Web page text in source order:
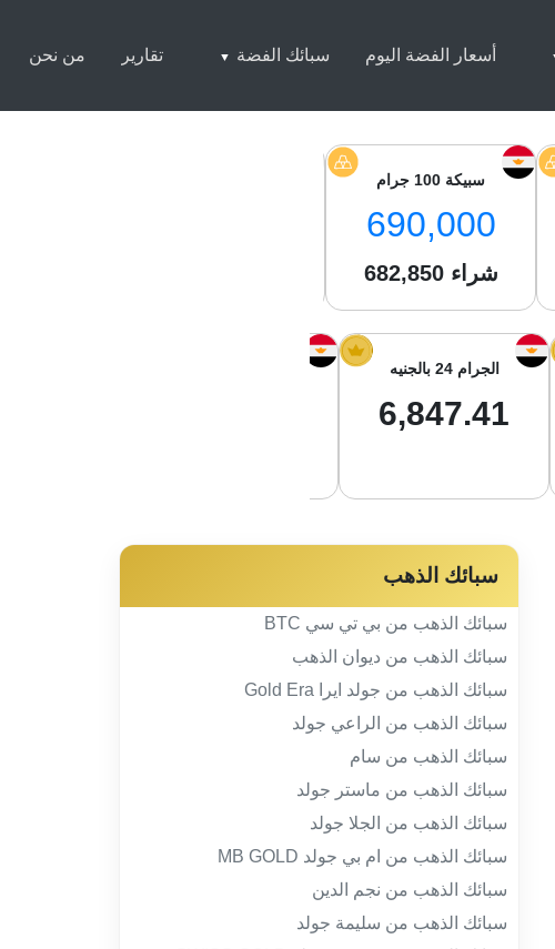
أسعار الفضة اليوم سبائك الفضة تقارير من نحن
سبيكة 100 جرام
690,000
682,850 شراء
الجرام 24 بالجنيه
6,847.41
سبائك الذهب
سبائك الذهب من بي تي سي BTC
سبائك الذهب من ديوان الذهب
سبائك الذهب من جولد ايرا Gold Era
سبائك الذهب من الراعي جولد
سبائك الذهب من سام
سبائك الذهب من ماستر جولد
سبائك الذهب من الجلا جولد
سبائك الذهب من ام بي جولد MB GOLD
سبائك الذهب من نجم الدين
سبائك الذهب من سليمة جولد